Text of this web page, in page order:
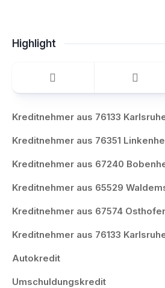
Highlight
Kreditnehmer aus 76133
Kreditnehmer aus 76351
Kreditnehmer aus 67240
Kreditnehmer aus 65529
Kreditnehmer aus 67574
Kreditnehmer aus 76133
Autokredit
Umschuldungskredit